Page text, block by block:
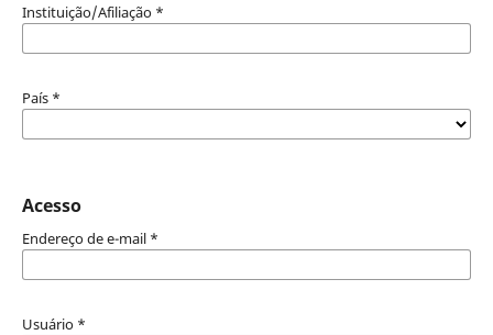
Instituição/Afiliação *
País *
Acesso
Endereço de e-mail *
Usuário *